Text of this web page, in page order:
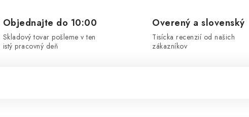
Objednajte do 10:00
Skladový tovar pošleme v ten
istý pracovný deň
Overený a slovenský
Tisícka recenzií od našich
zákazníkov